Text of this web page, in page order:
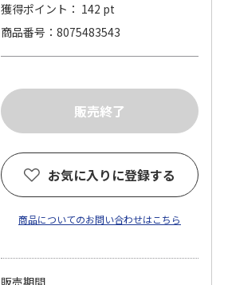
獲得ポイント： 142 pt
商品番号
8075483543
お気に入りに登録する
商品についてのお問い合わせはこちら
販売期間